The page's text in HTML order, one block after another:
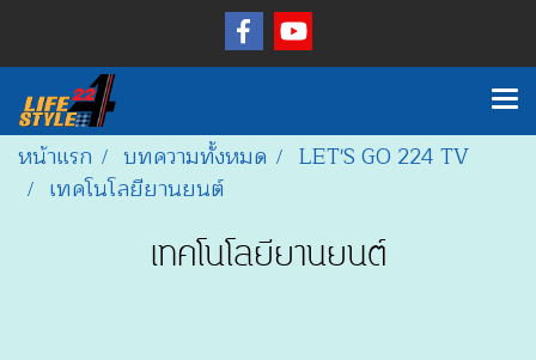
หน้าแรก บทความทั้งหมด
LET'S GO 224 TV
เทคโนโลยียานยนต์
เทคโนโลยียานยนต์